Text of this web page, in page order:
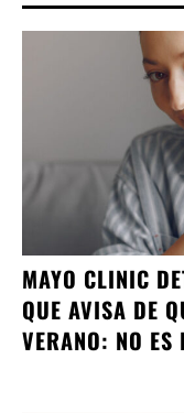
MAYO CLINIC
QUE AVISA DE
VERANO: NO ES